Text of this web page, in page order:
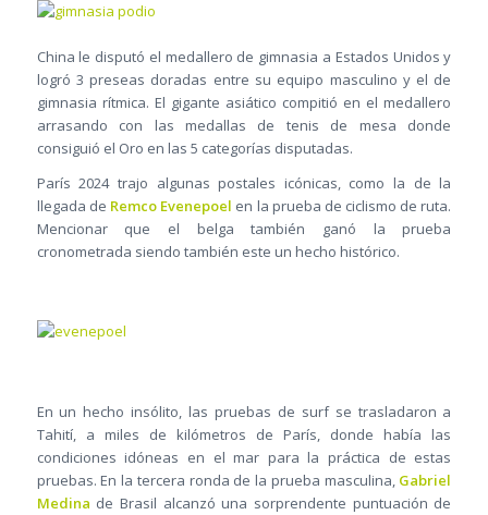
China le disputó el medallero de gimnasia a Estados Unidos y
logró 3 preseas doradas entre su equipo masculino y el de
gimnasia rítmica. El gigante asiático compitió en el medallero
arrasando con las medallas de tenis de mesa donde
consiguió el Oro en las 5 categorías disputadas.
París 2024 trajo algunas postales icónicas, como la de la
llegada de Remco Evenepoel en la prueba de ciclismo de ruta.
Mencionar que el belga también ganó la prueba
cronometrada siendo también este un hecho histórico.
En un hecho insólito, las pruebas de surf se trasladaron a
Tahití, a miles de kilómetros de París, donde había las
condiciones idóneas en el mar para la práctica de estas
pruebas. En la tercera ronda de la prueba masculina, Gabriel
Medina de Brasil alcanzó una sorprendente puntuación de